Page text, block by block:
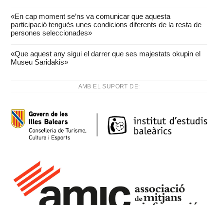
«En cap moment se’ns va comunicar que aquesta
participació tengués unes condicions diferents de la resta de
persones seleccionades»
«Que aquest any sigui el darrer que ses majestats okupin el
Museu Saridakis»
AMB EL SUPORT DE: